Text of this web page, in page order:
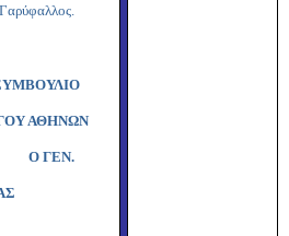
ΑΘΗΝΩΝ
ΓΕΝ.